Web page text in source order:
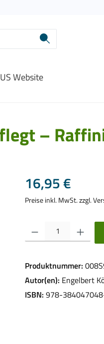
Website
–
Regulärer Preis:
16,95 €
Preise inkl. MwSt. zzgl.
Produkt Anzahl: Gib den
Produktnummer:
Autor(en): Engelbert
ISBN: 978-